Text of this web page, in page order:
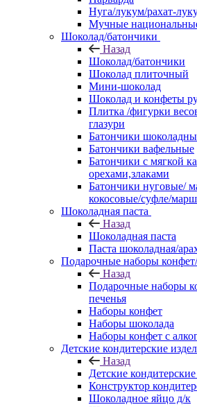
Нуга/лукум/рахат-
Мучные
Шоколад/батончики
Назад
Шоколад/батончики
Шоколад плиточный
Мини-шоколад
Шоколад и конфеты
Плитка /фигурки
глазури
Батончики
Батончики вафельные
Батончики с мягкой
орехами,злаками
Батончики нуговые/
кокосовые/суфле/
Шоколадная паста
Назад
Шоколадная паста
Паста шоколадная/
Подарочные наборы
Назад
Подарочные наборы
печенья
Наборы конфет
Наборы шоколада
Наборы конфет с
Детские кондитерские
Назад
Детские
Конструктор
Шоколадное яйцо д/к